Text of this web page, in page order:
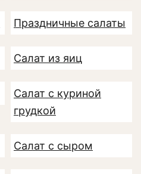
Праздничные салаты
Салат из яиц
Салат с куриной
грудкой
Салат с сыром